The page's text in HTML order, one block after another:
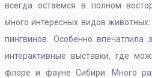
всегда остаемся в полном
много интересных видов
пингвинов. Особенно
интерактивные выставки, где
флоре и фауне Сибири. Много